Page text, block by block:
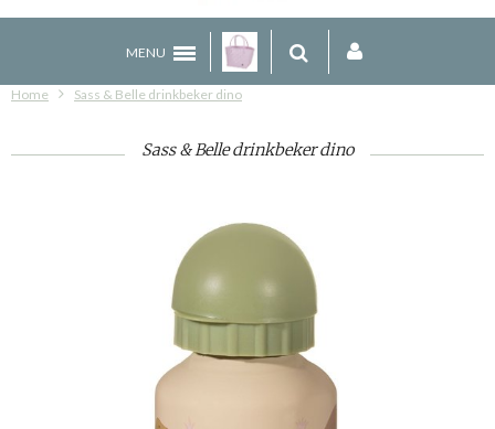
MENU
Home Sass & Belle drinkbeker dino
Sass & Belle drinkbeker dino